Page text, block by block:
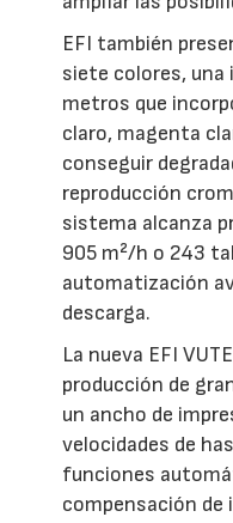
EFI también
siete colores, una
metros que
claro, magenta
conseguir
reproducción
sistema alcanza
905 m²/h o 243
automatización
descarga.
La nueva EFI
producción de
un ancho de
velocidades de
funciones
compensación